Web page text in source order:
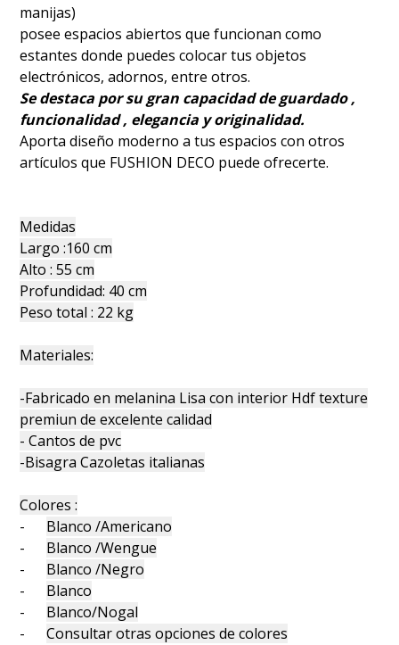
manijas)
posee espacios abiertos que funcionan como
estantes donde puedes colocar tus objetos
electrónicos, adornos, entre otros.
Se destaca por su gran capacidad de guardado ,
funcionalidad , elegancia y originalidad.
Aporta diseño moderno a tus espacios con otros
artículos que FUSHION DECO puede ofrecerte.
Medidas
Largo :160 cm
Alto : 55 cm
Profundidad: 40 cm
Peso total : 22 kg
Materiales:
-Fabricado en melanina Lisa con interior Hdf texture
premiun de excelente calidad
- Cantos de pvc
-Bisagra Cazoletas italianas
Colores :
- Blanco /Americano
- Blanco /Wengue
- Blanco /Negro
- Blanco
- Blanco/Nogal
-Consultar otras opciones de colores